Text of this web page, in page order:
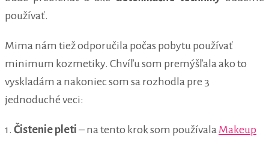
používať.
Mima nám tiež odporučila počas pobytu používať
minimum kozmetiky. Chvíľu som premýšľala ako to
vyskladám a nakoniec som sa rozhodla pre 3
jednoduché veci:
1. Čistenie pleti – na tento krok som používala Makeup